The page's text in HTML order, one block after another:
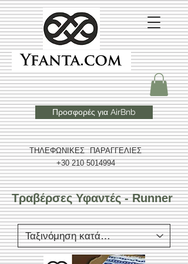
ΤΗΛΕΦΩΝΙΚΕΣ ΠΑΡΑΓΓΕΛΙΕΣ
+30 210 5014994
Προσφορές για AirBnb
Τραβέρσες Υφαντές - Runner